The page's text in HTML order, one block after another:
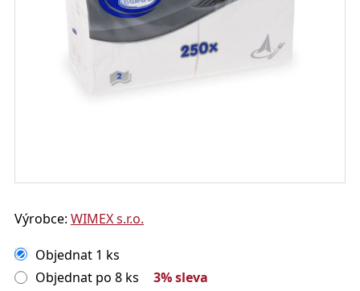
Výrobce: WIMEX s.r.o.
Objednat 1 ks
Objednat po 8 ks
3% sleva